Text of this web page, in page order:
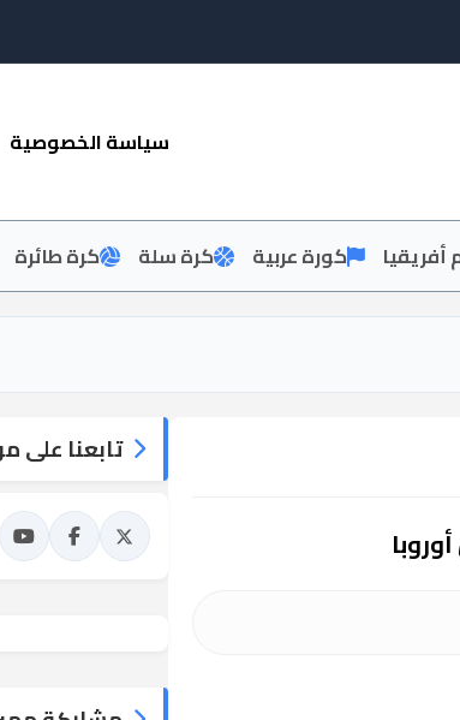
سياسة الخصوصية
أفريقيا كورة عربية كرة سلة كرة طائرة
تابعنا على